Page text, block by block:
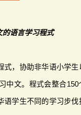
的语言学习程式
式，协助非华语小学生
中文。程式会整合150
语学生不同的学习步伐